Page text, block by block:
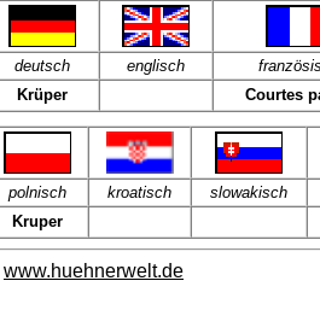
deutsch englisch
Krüper
Courtes
polnisch kroatisch
slowakisch
Kruper
www.huehnerwelt.de